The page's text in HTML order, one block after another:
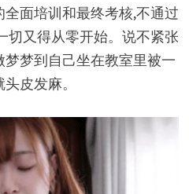
面培训和最终考核,不通过
切又得从零开始。说不紧张
梦到自己坐在教室里被一
皮发麻。